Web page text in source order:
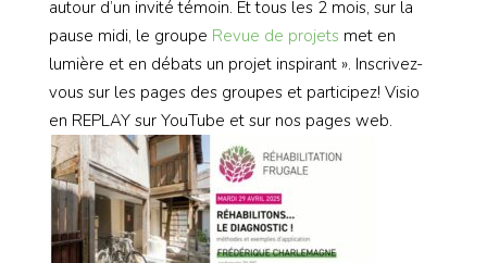
autour d’un invité témoin. Et tous les 2 mois, sur la
pause midi, le groupe Revue de projets met en
lumière et en débats un projet inspirant ». Inscrivez-
vous sur les pages des groupes et participez! Visio
en REPLAY sur YouTube et sur nos pages web.